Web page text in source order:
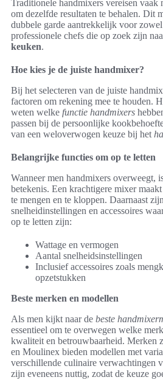
Traditionele handmixers vereisen vaak
om dezelfde resultaten te behalen. Dit
dubbele garde aantrekkelijk voor
professionele chefs die op zoek zijn
keuken.
Hoe kies je de juiste handmixer?
Bij het selecteren van de juiste
factoren om rekening mee te houden.
weten welke functie handmixers
passen bij de persoonlijke
van een weloverwogen keuze bij het
Belangrijke functies om op te letten
Wanneer men handmixers overweegt,
betekenis. Een krachtigere mixer
te mengen en te kloppen. Daarnaast
snelheidinstellingen en accessoires
op te letten zijn:
Wattage en vermogen
Aantal snelheidsinstellingen
Inclusief accessoires zoals
opzetstukken
Beste merken en modellen
Als men kijkt naar de beste
essentieel om te overwegen welke
kwaliteit en betrouwbaarheid. Merken
en Moulinex bieden modellen met
verschillende culinaire verwachtingen
zijn eveneens nuttig, zodat de keuze